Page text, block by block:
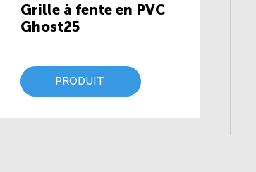
Grille à fente en PVC
Ghost25
PRODUIT